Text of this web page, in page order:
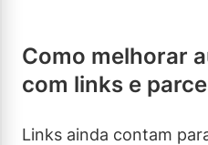
Como melhorar
com links e
Links ainda contam